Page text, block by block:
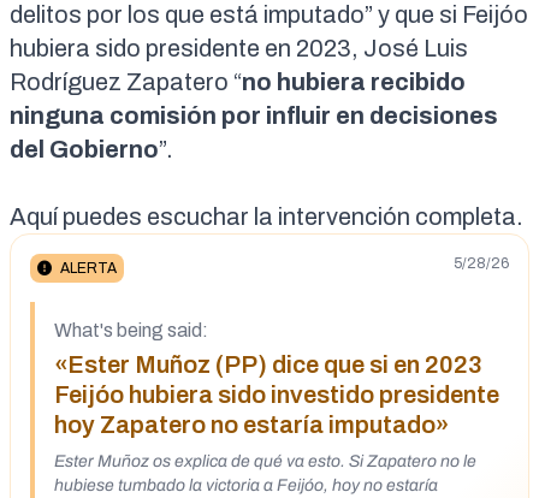
delitos por los que está imputado” y que si Feijóo
hubiera sido presidente en 2023, José Luis
Rodríguez Zapatero “no hubiera recibido
ninguna comisión por influir en decisiones
del Gobierno”.
Aquí puedes escuchar la intervención completa.
ALERTA 5/28/26
What's being said:
«Ester Muñoz (PP) dice que si en 2023
Feijóo hubiera sido investido presidente
hoy Zapatero no estaría imputado»
Ester Muñoz os explica de qué va esto. Si Zapatero no le
hubiese tumbado la victoria a Feijóo, hoy no estaría